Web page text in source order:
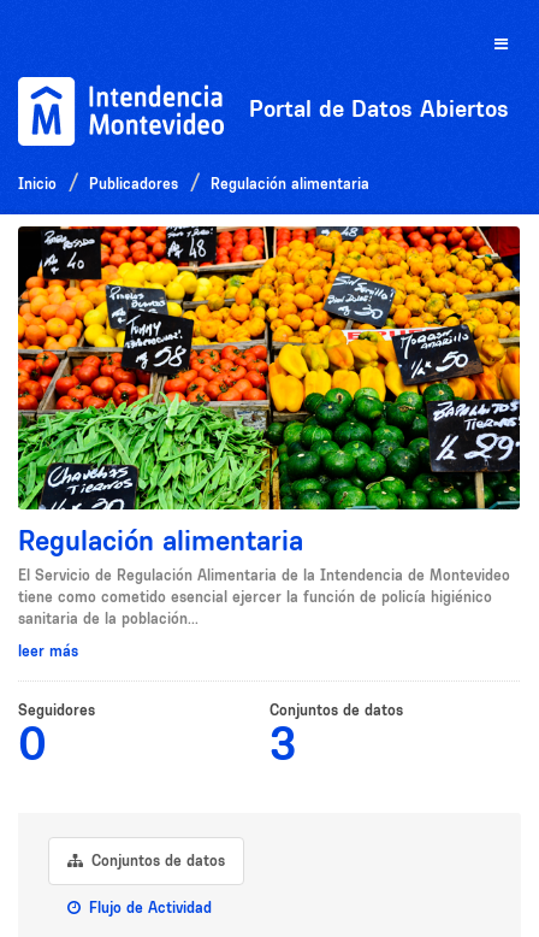
Toggle
Portal de Datos Abiertos
Inicio Publicadores Regulación alimentaria
Regulación alimentaria
El Servicio de Regulación Alimentaria de la Intendencia de Montevideo
tiene como cometido esencial ejercer la función de policía higiénico
sanitaria de la población...
leer más
Seguidores
0
Conjuntos de datos
3
Conjuntos de datos
Flujo de Actividad